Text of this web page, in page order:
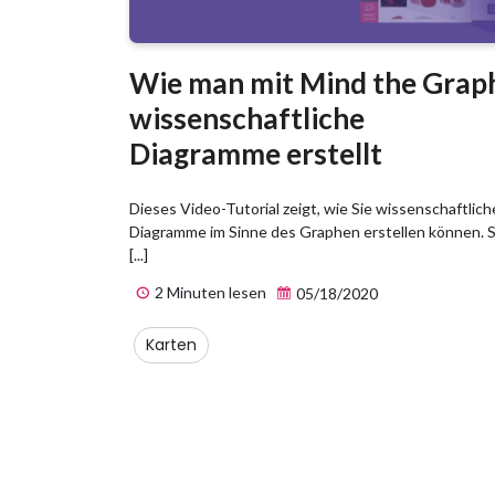
Wie man mit Mind the
wissenschaftliche
Diagramme erstellt
Dieses Video-Tutorial zeigt, wie Sie
Diagramme im Sinne des Graphen erstellen können.
[...]
2 Minuten lesen
05/18/2020
Karten